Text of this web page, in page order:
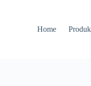
Home Produk